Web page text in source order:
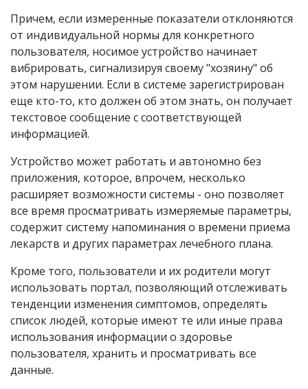
Причем, если измеренные показатели отклоняются
от индивидуальной нормы для конкретного
пользователя, носимое устройство начинает
вибрировать, сигнализируя своему "хозяину" об
этом нарушении. Если в системе зарегистрирован
еще кто-то, кто должен об этом знать, он получает
текстовое сообщение с соответствующей
информацией.
Устройство может работать и автономно без
приложения, которое, впрочем, несколько
расширяет возможности системы - оно позволяет
все время просматривать измеряемые параметры,
содержит систему напоминания о времени приема
лекарств и других параметрах лечебного плана.
Кроме того, пользователи и их родители могут
использовать портал, позволяющий отслеживать
тенденции изменения симптомов, определять
список людей, которые имеют те или иные права
использования информации о здоровье
пользователя, хранить и просматривать все
данные.